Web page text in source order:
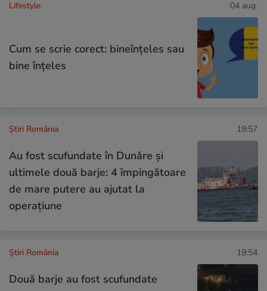
Lifestyle 04 aug.
Cum se scrie corect: bineînțeles sau
bine înțeles
Știri România 19:57
Au fost scufundate în Dunăre și
ultimele două barje: 4 împingătoare
de mare putere au ajutat la
operațiune
Știri România 19:54
Două barje au fost scufundate